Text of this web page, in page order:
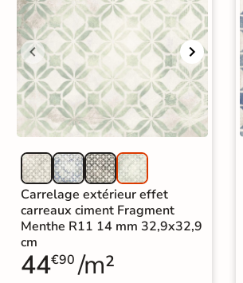
Carrelage extérieur effet
carreaux ciment Fragment
Menthe R11 14 mm 32,9x32,9
cm
44€90 /m²